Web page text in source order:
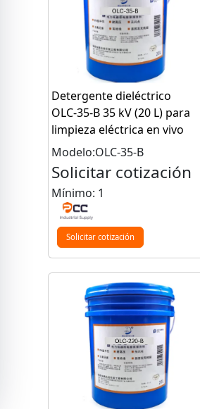
Detergente dieléctrico
OLC‑35‑B 35 kV (20 L) para
limpieza eléctrica en vivo
Modelo:OLC-35-B
Solicitar cotización
Mínimo: 1
Solicitar cotización